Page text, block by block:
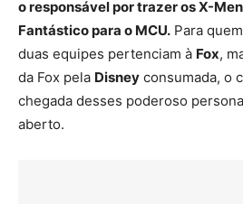
o responsável por trazer os X-
Fantástico para o MCU. Para
duas equipes pertenciam à Fox,
da Fox pela Disney consumada, o
chegada desses poderoso
aberto.